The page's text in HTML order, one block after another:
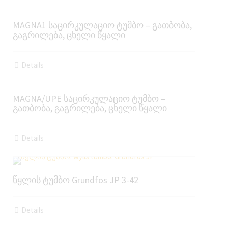
MAGNA1 საცირკულაციო ტუმბო – გათბობა,
გაგრილება, ცხელი წყალი
Details
MAGNA/UPE საცირკულაციო ტუმბო –
გათბობა, გაგრილება, ცხელი წყალი
Details
წყლის ტუმბო Grundfos JP 3-42
Details